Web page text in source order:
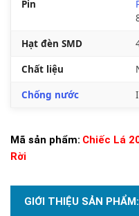
Pin
Hạt đèn SMD
Chất liệu
Chống nước
Mã sản phẩm: Chiếc Lá
Rời
GIỚI THIỆU SẢN PHẨM: